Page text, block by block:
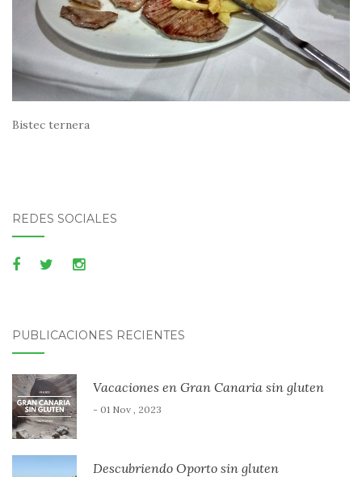
Bistec ternera
REDES SOCIALES
PUBLICACIONES RECIENTES
Vacaciones en Gran Canaria sin gluten
- 01 Nov , 2023
Descubriendo Oporto sin gluten